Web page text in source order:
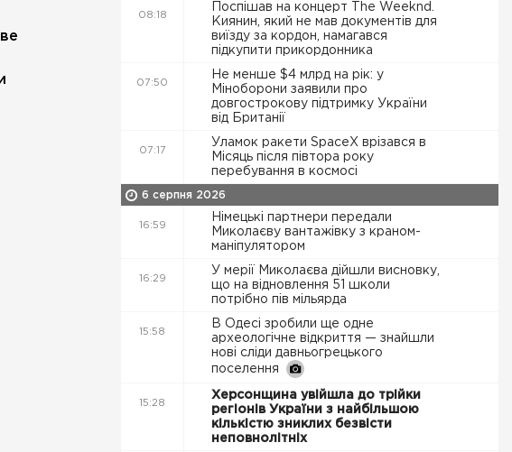
08:18
Поспішав на концерт The Weeknd.
Киянин, який не мав документів для
виїзду за кордон, намагався
підкупити прикордонника
07:50
Не менше $4 млрд на рік: у
Міноборони заявили про
довгострокову підтримку України
від Британії
07:17
Уламок ракети SpaceX врізався в
Місяць після півтора року
перебування в космосі
6 серпня 2026
16:59
Німецькі партнери передали
Миколаєву вантажівку з краном-
маніпулятором
16:29
У мерії Миколаєва дійшли висновку,
що на відновлення 51 школи
потрібно пів мільярда
15:58
В Одесі зробили ще одне
археологічне відкриття — знайшли
нові сліди давньогрецького
поселення
15:28
Херсонщина увійшла до трійки
регіонів України з найбільшою
кількістю зниклих безвісти
неповнолітніх